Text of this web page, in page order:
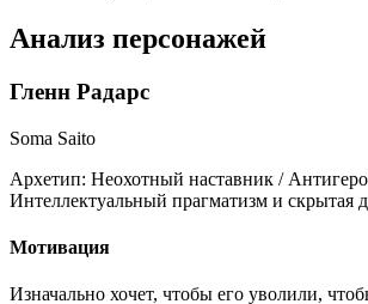
Анализ персонажей
Гленн Радарс
Soma Saito
Архетип: Неохотный наставник /
Интеллектуальный прагматизм и скрытая
Мотивация
Изначально хочет, чтобы его уволили,